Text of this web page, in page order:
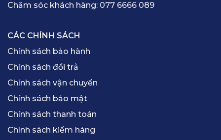
Chăm sóc khách hàng: 077 6666 089
CÁC CHÍNH SÁCH
Chính sách bảo hành
Chính sách đổi trả
Chính sách vận chuyển
Chính sách bảo mật
Chính sách thanh toán
Chính sách kiểm hàng